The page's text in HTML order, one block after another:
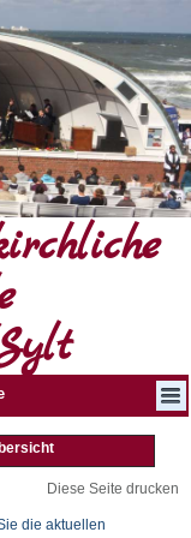
Diese Seite drucken
die aktuellen